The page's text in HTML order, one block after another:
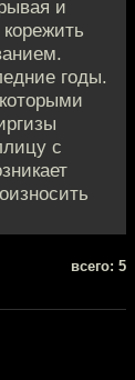
и
годы.
с
всего: 5